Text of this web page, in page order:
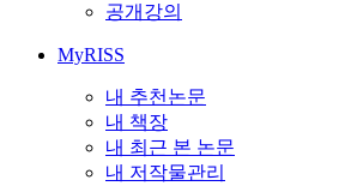
공개강의
MyRISS
내 추천논문
내 책장
내 최근 본 논문
내 저작물관리